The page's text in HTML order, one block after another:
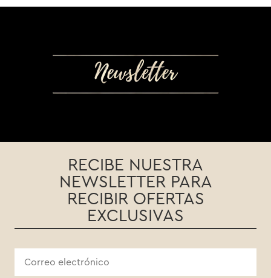
RECIBE NUESTRA
NEWSLETTER PARA
RECIBIR OFERTAS
EXCLUSIVAS